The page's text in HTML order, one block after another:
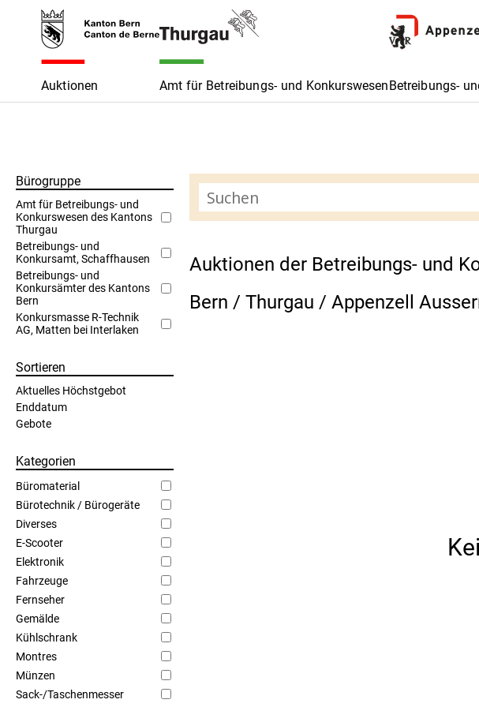
Auktionen Amt für Betreibungs- und KonkurswesenBetreibungs-
Bürogruppe
Amt für Betreibungs- und
Konkurswesen des Kantons
Thurgau
Betreibungs- und
Konkursamt, Schaffhausen
Betreibungs- und
Konkursämter des Kantons
Bern
Konkursmasse R-Technik
AG, Matten bei Interlaken
Sortieren
Aktuelles Höchstgebot
Enddatum
Gebote
Kategorien
Büromaterial
Bürotechnik / Bürogeräte
Diverses
E-Scooter
Elektronik
Fahrzeuge
Fernseher
Gemälde
Kühlschrank
Montres
Münzen
Sack-/Taschenmesser
Auktionen der Betreibungs- und
Bern / Thurgau / Appenzell